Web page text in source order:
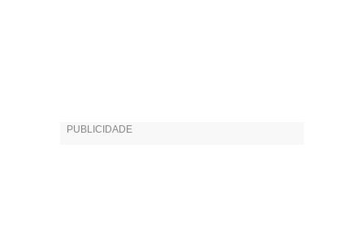
As cores são diferenciadas por texturas diferentes, entre